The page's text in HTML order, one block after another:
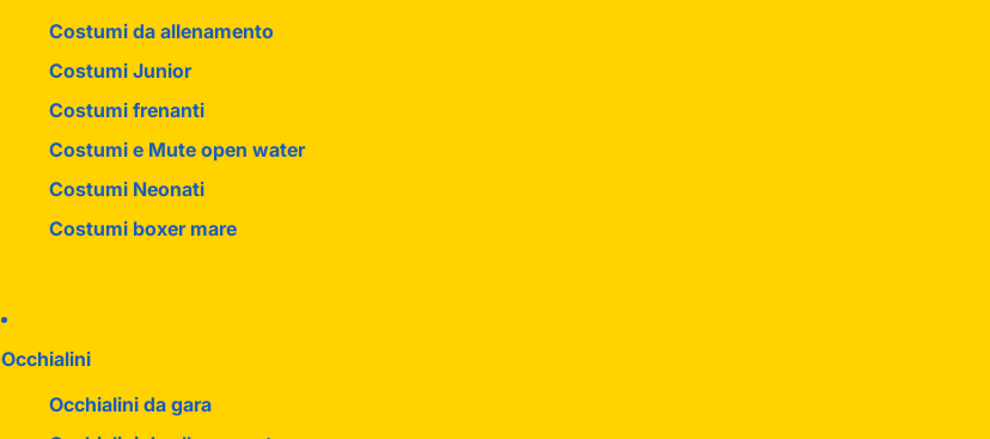
Costumi da allenamento
Costumi Junior
Costumi frenanti
Costumi e Mute open water
Costumi Neonati
Costumi boxer mare
Occhialini
Occhialini da gara